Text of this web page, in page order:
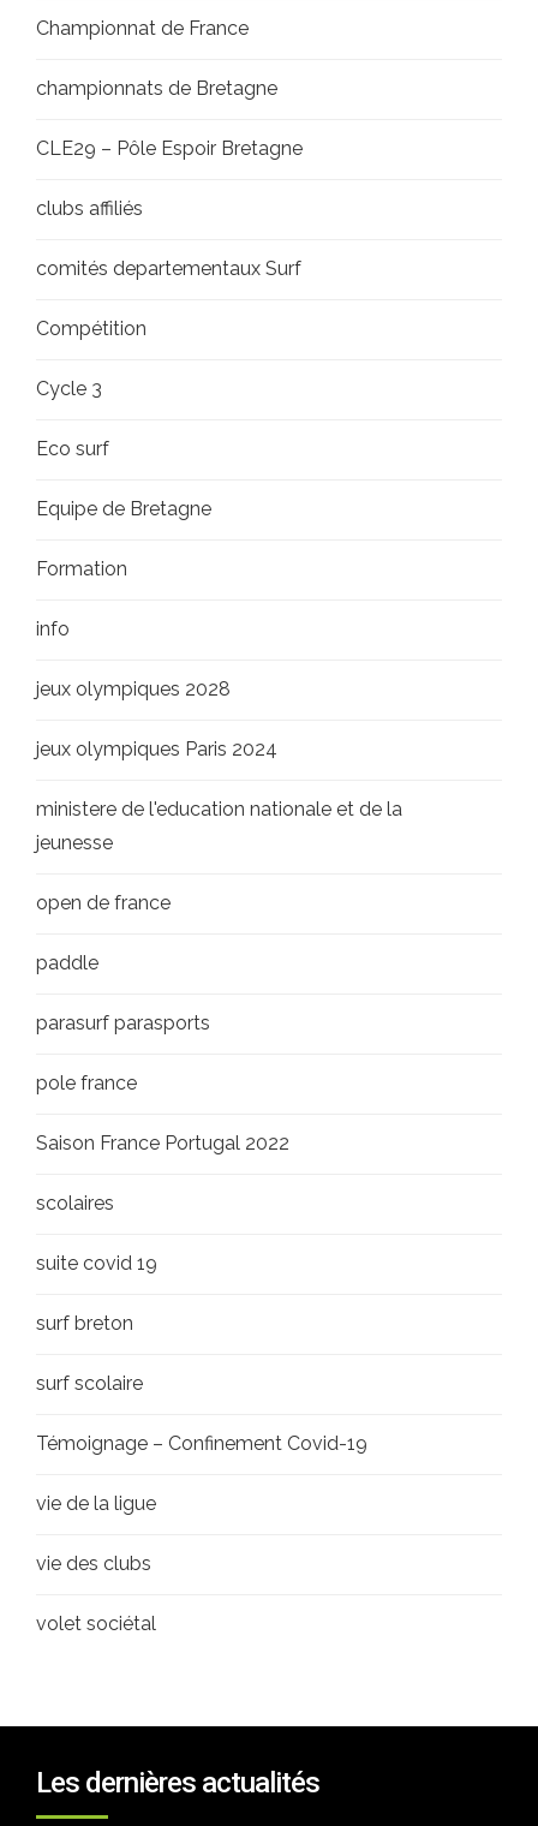
Championnat de France
championnats de Bretagne
CLE29 – Pôle Espoir Bretagne
clubs affiliés
comités departementaux Surf
Compétition
Cycle 3
Eco surf
Equipe de Bretagne
Formation
info
jeux olympiques 2028
jeux olympiques Paris 2024
ministere de l'education nationale et de la
jeunesse
open de france
paddle
parasurf parasports
pole france
Saison France Portugal 2022
scolaires
suite covid 19
surf breton
surf scolaire
Témoignage – Confinement Covid-19
vie de la ligue
vie des clubs
volet sociétal
Les dernières actualités